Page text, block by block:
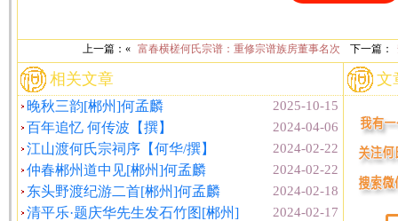
上一篇：« 富春横槎何氏宗谱：重修宗谱族房董事名次 下一篇：
相关文章
2025-10-15
晚秋三韵[郴州]何孟麟
2024-04-06
百年追忆 何传波【撰】
2024-02-22
江山渡何氏宗祠序【何华/撰】
2024-02-22
仲春郴州道中见[郴州]何孟麟
2024-02-18
东头野渡纪游二首[郴州]何孟麟
2024-02-17
清平乐·题庆华先生发石竹图[郴州]
文